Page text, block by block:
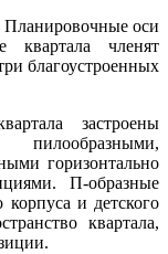
Планировочные оси
квартала членят
благоустроенных
застроены
горизонтально
П-образные
и детского
квартала,